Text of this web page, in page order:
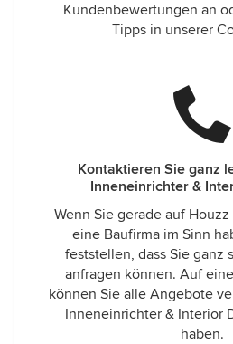
Kundenbewertungen an
Tipps in unserer
Kontaktieren Sie ganz
Inneneinrichter &
Wenn Sie gerade auf
eine Baufirma im Sinn
feststellen, dass Sie ganz
anfragen können. Auf
können Sie alle Angebote
Inneneinrichter & Interior
haben.